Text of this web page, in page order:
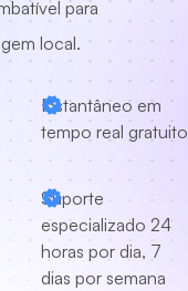
para
local.
Instantâneo em
tempo real gratuito
Suporte
especializado 24
horas por dia, 7
dias por semana